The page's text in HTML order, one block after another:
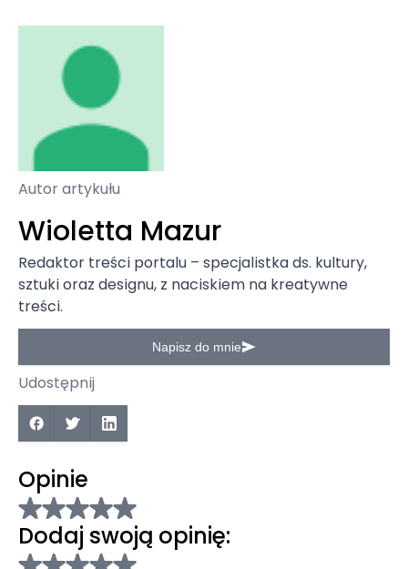
Autor artykułu
Wioletta Mazur
Redaktor treści portalu – specjalistka ds. kultury,
sztuki oraz designu, z naciskiem na kreatywne
treści.
Napisz do mnie
Udostępnij
Opinie
Dodaj swoją opinię: